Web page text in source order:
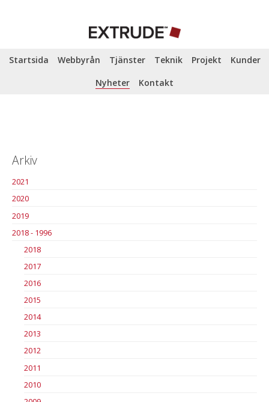
Startsida Webbyrån Tjänster Teknik Projekt
Kunder
Nyheter
Kontakt
Arkiv
2021
2020
2019
2018 - 1996
2018
2017
2016
2015
2014
2013
2012
2011
2010